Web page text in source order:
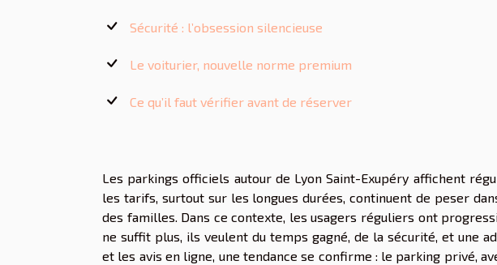
Sécurité : l’obsession silencieuse
Le voiturier, nouvelle norme premium
Ce qu’il faut vérifier avant de réserver
Les parkings officiels autour de Lyon Saint-Exupéry affichent
les tarifs, surtout sur les longues durées, continuent de peser
des familles. Dans ce contexte, les usagers réguliers ont
ne suffit plus, ils veulent du temps gagné, de la sécurité, et une
et les avis en ligne, une tendance se confirme : le parking privé,